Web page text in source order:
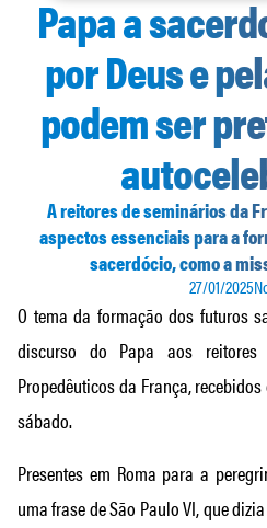
Papa a
por Deus e
podem ser
A reitores de seminários da
aspectos essenciais para a
sacerdócio, como a
27/01/2025
O tema da formação dos futuros
discurso do Papa aos
Propedêuticos da França,
sábado.
Presentes em Roma para a
uma frase de São Paulo VI, que